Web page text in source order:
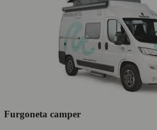
Furgoneta camper